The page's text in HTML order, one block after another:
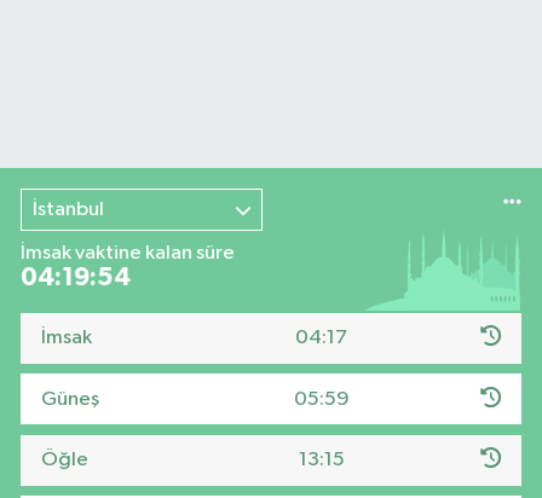
İstanbul
İmsak vaktine kalan süre
04:19:53
İmsak 04:17
Güneş 05:59
Öğle 13:15